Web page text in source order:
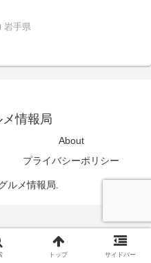
岩手県
情報局
About
プライバシーポリシー
ルメ情報局.
トップ サイドバー